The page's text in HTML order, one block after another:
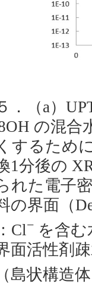
．（a）
の混合
するため
1分後の
れた電子
の界面（
Cl− を含む
面活性剤
島状構造